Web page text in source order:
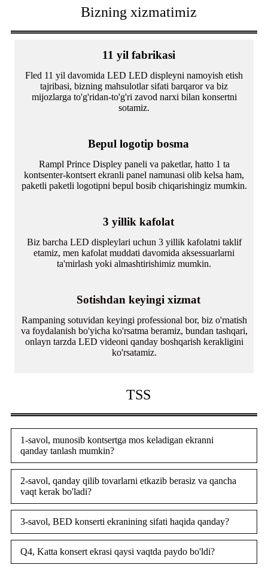
Bizning xizmatimiz
11 yil fabrikasi
Fled 11 yil davomida LED LED displeyni namoyish etish
tajribasi, bizning mahsulotlar sifati barqaror va biz
mijozlarga to'g'ridan-to'g'ri zavod narxi bilan konsertni
sotamiz.
Bepul logotip bosma
Rampl Prince Displey paneli va paketlar, hatto 1 ta
kontsenter-kontsert ekranli panel namunasi olib kelsa ham,
paketli paketli logotipni bepul bosib chiqarishingiz mumkin.
3 yillik kafolat
Biz barcha LED displeylari uchun 3 yillik kafolatni taklif
etamiz, men kafolat muddati davomida aksessuarlarni
ta'mirlash yoki almashtirishimiz mumkin.
Sotishdan keyingi xizmat
Rampaning sotuvidan keyingi professional bor, biz o'rnatish
va foydalanish bo'yicha ko'rsatma beramiz, bundan tashqari,
onlayn tarzda LED videoni qanday boshqarish kerakligini
ko'rsatamiz.
TSS
1-savol, munosib kontsertga mos keladigan ekranni
qanday tanlash mumkin?
2-savol, qanday qilib tovarlarni etkazib berasiz va qancha
vaqt kerak bo'ladi?
3-savol, BED konserti ekranining sifati haqida qanday?
Q4, Katta konsert ekrasi qaysi vaqtda paydo bo'ldi?